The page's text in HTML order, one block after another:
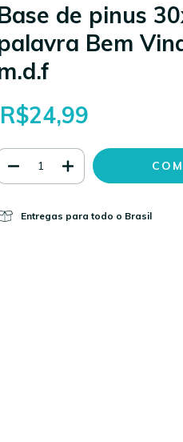
de pinus
Bem
R$24,99
Entregas para todo o Brasil